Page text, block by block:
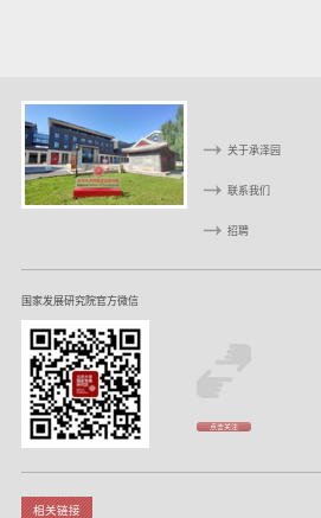
关于承泽园
联系我们
招聘
国家发展研究院官方微信
点击关注
相关链接